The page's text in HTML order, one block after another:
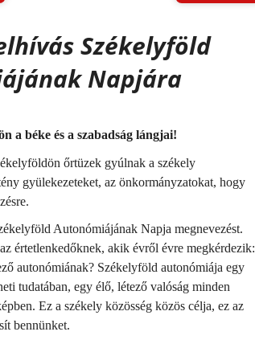
Székelyföld
Napjára
a béke és a szabadság lángjai!
őrtüzek gyúlnak a székely
gyülekezeteket, az önkormányzatokat, hogy
Autonómiájának Napja megnevezést.
értetlenkedőknek, akik évről évre megkérdezik:
autonómiának? Székelyföld autonómiája egy
tudatában, egy élő, létező valóság minden
Ez a székely közösség közös célja, ez az
bennünket.